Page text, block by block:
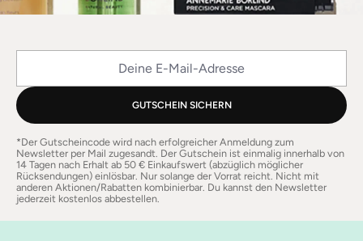
GUTSCHEIN SICHERN
*Der Gutscheincode wird nach erfolgreicher Anmeldung zum
Newsletter per Mail zugesandt. Der Gutschein ist einmalig innerhalb von
14 Tagen nach Erhalt ab 50 € Einkaufswert (abzüglich möglicher
Rücksendungen) einlösbar. Nur solange der Vorrat reicht. Nicht mit
anderen Aktionen/Rabatten kombinierbar. Du kannst den Newsletter
jederzeit kostenlos abbestellen.